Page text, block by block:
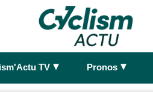
TV ► Pronos ►